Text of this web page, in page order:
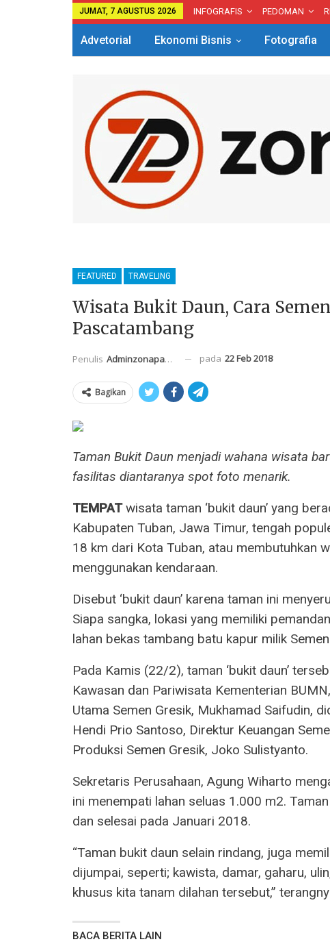
JUMAT, 7 AGUSTUS 2026 INFOGRAFIS PEDOMAN
Advetorial Ekonomi Bisnis Fotografia
FEATURED TRAVELING
Wisata Bukit Daun, Cara
Pascatambang
Penulis Adminzonapasar pada 22 Feb 2018
Bagikan
Taman Bukit Daun menjadi wahana wisata
fasilitas diantaranya spot foto menarik.
TEMPATwisata taman ‘bukit daun’ yang
Kabupaten Tuban, Jawa Timur, tengah
18 km dari Kota Tuban, atau membutuhkan
menggunakan kendaraan.
Disebut ‘bukit daun’ karena taman ini
Siapa sangka, lokasi yang memiliki
lahan bekas tambang batu kapur milik
Pada Kamis (22/2), taman ‘bukit daun’
Kawasan dan Pariwisata Kementerian
Utama Semen Gresik, Mukhamad Saifudin,
Hendi Prio Santoso, Direktur Keuangan
Produksi Semen Gresik, Joko Sulistyanto.
Sekretaris Perusahaan, Agung Wiharto
ini menempati lahan seluas 1.000 m2.
dan selesai pada Januari 2018.
“Taman bukit daun selain rindang, juga
dijumpai, seperti; kawista, damar, gaharu,
khusus kita tanam dilahan tersebut,”
BACA BERITA LAIN